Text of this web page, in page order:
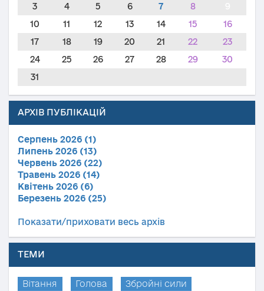
3
4 5 6 7 8
10
11 12 13 14 15
16
17
18 19 20 21 22
23
24
25 26 27 28 29
30
31
АРХІВ ПУБЛІКАЦІЙ
Серпень 2026 (1)
Липень 2026 (13)
Червень 2026 (22)
Травень 2026 (14)
Квітень 2026 (6)
Березень 2026 (25)
Показати/приховати весь архів
ТЕМИ
Вітання Голова
Збройні сили